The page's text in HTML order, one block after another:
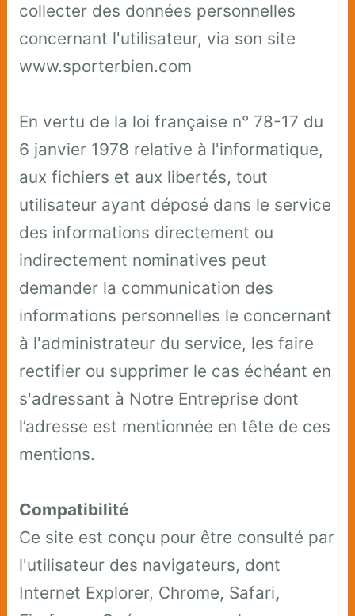
collecter des données personnelles
concernant l'utilisateur, via son site
www.sporterbien.com
En vertu de la loi française n° 78-17 du
6 janvier 1978 relative à l'informatique,
aux fichiers et aux libertés, tout
utilisateur ayant déposé dans le service
des informations directement ou
indirectement nominatives peut
demander la communication des
informations personnelles le concernant
à l'administrateur du service, les faire
rectifier ou supprimer le cas échéant en
s'adressant à Notre Entreprise dont
l’adresse est mentionnée en tête de ces
mentions.
Compatibilité
Ce site est conçu pour être consulté par
l'utilisateur des navigateurs, dont
Internet Explorer, Chrome, Safari,